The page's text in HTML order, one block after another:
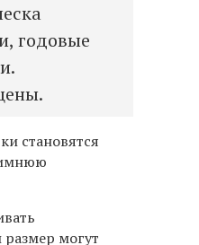
годовые
становятся
могут